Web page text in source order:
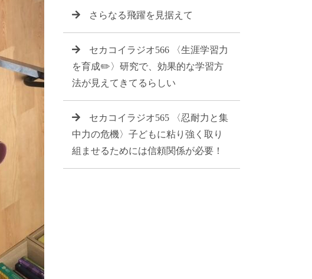
さらなる飛躍を見据えて
セカコイラジオ566 〈生涯学習力
を育成✏️〉研究で、効果的な学習方
法が見えてきてるらしい
セカコイラジオ565 〈忍耐力と集
中力の危機〉子どもに粘り強く取り
組ませるためには信頼関係が必要！